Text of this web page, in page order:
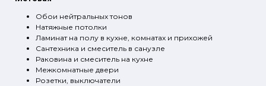
Обои нейтральных тонов
Натяжные потолки
Ламинат на полу в кухне, комнатах и прихожей
Сантехника и смеситель в санузле
Раковина и смеситель на кухне
Межкомнатные двери
Розетки, выключатели